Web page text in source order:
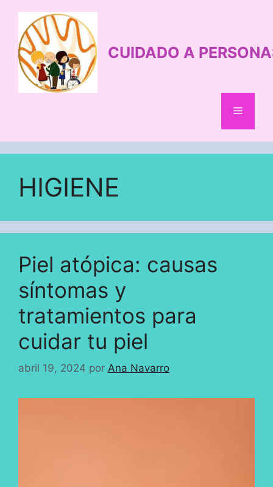
contenido
CUIDADO A
Menú
HIGIENE
Piel atópica: causas
síntomas y
tratamientos para
cuidar tu piel
abril 19, 2024 por Ana Navarro